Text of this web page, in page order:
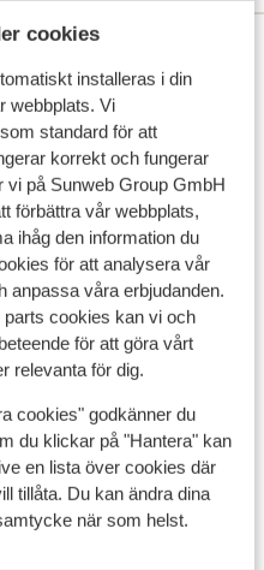
cookies
installeras i din
webbplats. Vi
standard för att
korrekt och fungerar
vi på Sunweb Group GmbH
förbättra vår webbplats,
ihåg den information du
för att analysera vår
anpassa våra erbjudanden.
cookies kan vi och
för att göra vårt
relevanta för dig.
cookies" godkänner du
du klickar på "Hantera" kan
en lista över cookies där
tillåta. Du kan ändra dina
när som helst.
de extra
€500
vuxna
- endast vuxna
by Hilton